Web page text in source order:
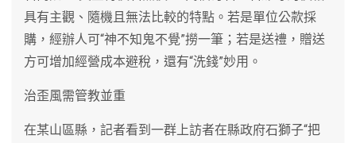
具有主觀、隨機且無法比較的特點。若是單位公款採
購，經辦人可“神不知鬼不覺”撈一筆；若是送禮，贈送
方可增加經營成本避稅，還有“洗錢”妙用。
治歪風需管教並重
在某山區縣，記者看到一群上訪者在縣政府石獅子“把